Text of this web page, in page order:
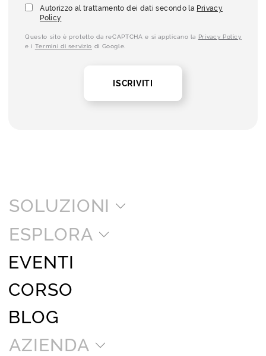
Autorizzo al trattamento dei dati secondo la Privacy
Policy
Questo sito è protetto da reCAPTCHA e si applicano la Privacy Policy
e i Termini di servizio di Google.
ISCRIVITI
SOLUZIONI
ESPLORA
EVENTI
CORSO
BLOG
AZIENDA